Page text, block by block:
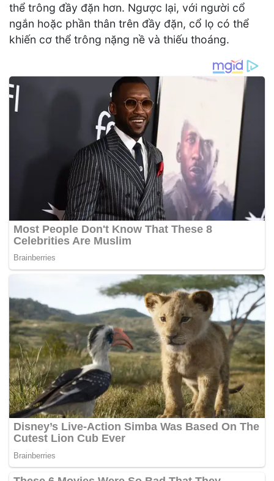
thể trông đầy đặn hơn. Ngược lại, với người cổ
ngắn hoặc phần thân trên đầy đặn, cổ lọ có thể
khiến cơ thể trông nặng nề và thiếu thoáng.